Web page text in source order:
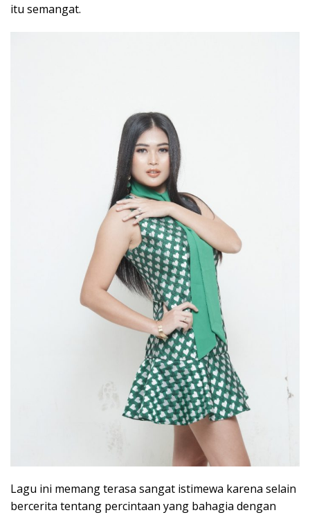
itu semangat.
Lagu ini memang terasa sangat istimewa karena selain
bercerita tentang percintaan yang bahagia dengan